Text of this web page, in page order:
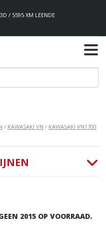
/ 5595 XM LEENDE
/ KAWASAKI VN / KAWASAKI VN1700
2015 OP VOORRAAD.